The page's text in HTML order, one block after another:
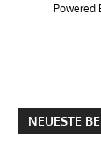
Powered
NEUESTE